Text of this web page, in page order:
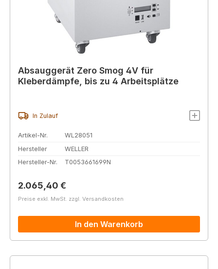
Absauggerät Zero Smog 4V für
Kleberdämpfe, bis zu 4 Arbeitsplätze
In Zulauf
Artikel-Nr.
WL28051
Hersteller
WELLER
Hersteller-Nr.
T0053661699N
Regulärer Preis:
2.065,40 €
Preise exkl. MwSt. zzgl. Versandkosten
In den Warenkorb